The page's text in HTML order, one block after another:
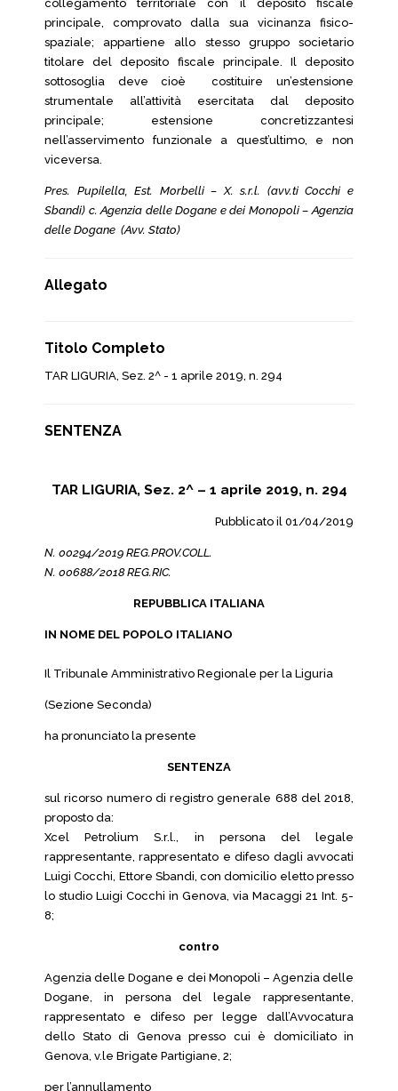
collegamento territoriale con il deposito fiscale
principale, comprovato dalla sua vicinanza fisico-
spaziale; appartiene allo stesso gruppo societario
titolare del deposito fiscale principale. Il deposito
sottosoglia deve cioè costituire un’estensione
strumentale all’attività esercitata dal deposito
principale; estensione concretizzantesi
nell’asservimento funzionale a quest’ultimo, e non
viceversa.
Pres. Pupilella, Est. Morbelli – X. s.r.l. (avv.ti Cocchi e
Sbandi) c. Agenzia delle Dogane e dei Monopoli – Agenzia
delle Dogane (Avv. Stato)
Allegato
Titolo Completo
TAR LIGURIA, Sez. 2^ - 1 aprile 2019, n. 294
SENTENZA
TAR LIGURIA, Sez. 2^ – 1 aprile 2019, n. 294
Pubblicato il 01/04/2019
N. 00294/2019 REG.PROV.COLL.
N. 00688/2018 REG.RIC.
REPUBBLICA ITALIANA
IN NOME DEL POPOLO ITALIANO
Il Tribunale Amministrativo Regionale per la Liguria
(Sezione Seconda)
ha pronunciato la presente
SENTENZA
sul ricorso numero di registro generale 688 del 2018,
proposto da:
Xcel Petrolium S.r.l., in persona del legale
rappresentante, rappresentato e difeso dagli avvocati
Luigi Cocchi, Ettore Sbandi, con domicilio eletto presso
lo studio Luigi Cocchi in Genova, via Macaggi 21 Int. 5-
8;
contro
Agenzia delle Dogane e dei Monopoli – Agenzia delle
Dogane, in persona del legale rappresentante,
rappresentato e difeso per legge dall’Avvocatura
dello Stato di Genova presso cui è domiciliato in
Genova, v.le Brigate Partigiane, 2;
per l’annullamento